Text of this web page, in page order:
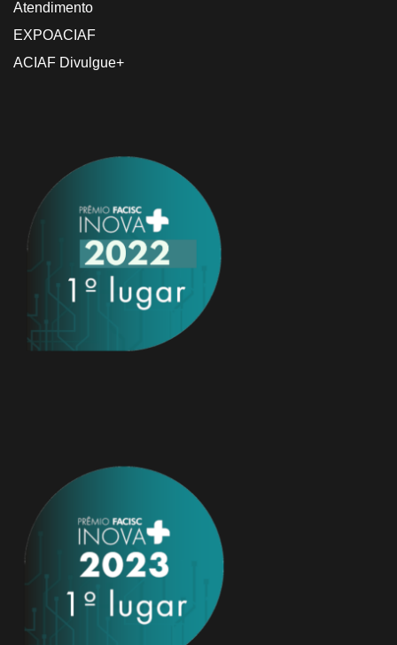
Atendimento
EXPOACIAF
ACIAF Divulgue+